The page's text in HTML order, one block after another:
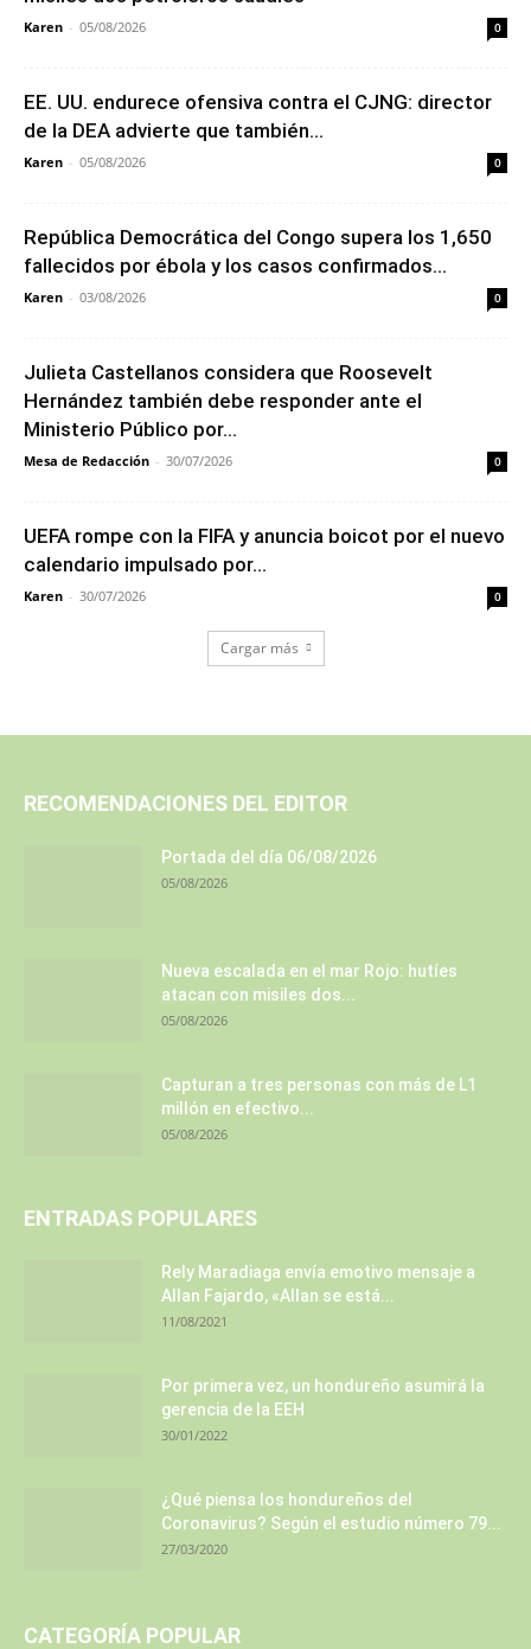
Karen - 05/08/2026 0
EE. UU. endurece ofensiva contra el CJNG: director
de la DEA advierte que también...
Karen - 05/08/2026 0
República Democrática del Congo supera los 1,650
fallecidos por ébola y los casos confirmados...
Karen - 03/08/2026 0
Julieta Castellanos considera que Roosevelt
Hernández también debe responder ante el
Ministerio Público por...
Mesa de Redacción - 30/07/2026 0
UEFA rompe con la FIFA y anuncia boicot por el nuevo
calendario impulsado por...
Karen - 30/07/2026 0
Cargar más
RECOMENDACIONES DEL EDITOR
Portada del día 06/08/2026
05/08/2026
Nueva escalada en el mar Rojo: hutíes
atacan con misiles dos...
05/08/2026
Capturan a tres personas con más de L1
millón en efectivo...
05/08/2026
ENTRADAS POPULARES
Rely Maradiaga envía emotivo mensaje a
Allan Fajardo, «Allan se está...
11/08/2021
Por primera vez, un hondureño asumirá la
gerencia de la EEH
30/01/2022
¿Qué piensa los hondureños del
Coronavirus? Según el estudio número 79...
27/03/2020
CATEGORÍA POPULAR